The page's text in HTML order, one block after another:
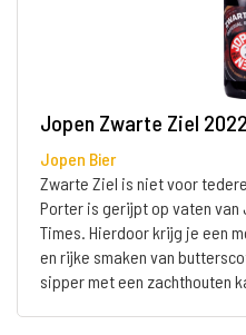
Jopen Zwarte Ziel
Jopen Bier
Zwarte Ziel is niet voor
Porter is gerijpt op vaten van
Times. Hierdoor krijg je een
en rijke smaken van
sipper met een zachthouten